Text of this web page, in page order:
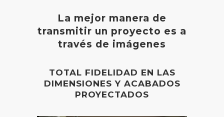
La mejor manera de
transmitir un proyecto es a
través de imágenes
TOTAL FIDELIDAD EN LAS
DIMENSIONES Y ACABADOS
PROYECTADOS